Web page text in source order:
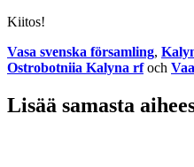
Kiitos!
Vasa svenska församling,
Ostrobotniia Kalyna rfoch
Lisää samasta